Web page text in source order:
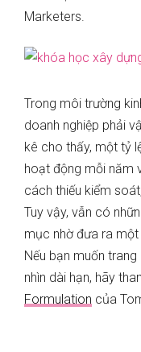
Marketers.
Trong môi trường
doanh nghiệp phải
kê cho thấy, một tỷ
hoạt động mỗi năm
cách thiếu kiểm
Tuy vậy, vẫn có
mục nhờ đưa ra
Nếu bạn muốn
nhìn dài hạn, hãy
Formulation của